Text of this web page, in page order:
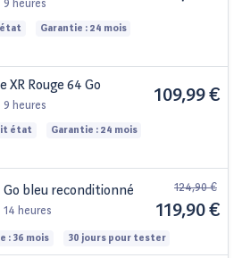
9 heures
Garantie : 24 mois
XR Rouge 64 Go
9 heures 109,99 €
état
Garantie : 24 mois
Go bleu reconditionné
14 heures
124,90 €
119,90 €
: 36 mois 30 jours pour tester